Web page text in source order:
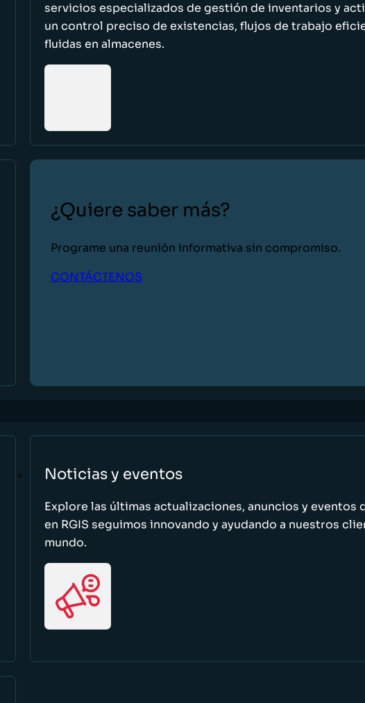
servicios especializados de gestión de inventarios y
un control preciso de existencias, flujos de trabajo
fluidas en almacenes.
¿Quiere saber más?
Programe una reunión informativa sin compromiso.
CONTÁCTENOS
Noticias y eventos
Explore las últimas actualizaciones, anuncios y eventos
en RGIS seguimos innovando y ayudando a nuestros
mundo.